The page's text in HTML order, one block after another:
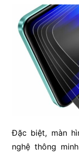
Đặc biệt, màn
nghệ thông